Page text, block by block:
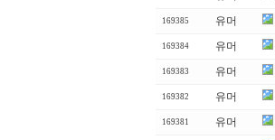
169385 유머
169384 유머
169383 유머
169382 유머
169381 유머